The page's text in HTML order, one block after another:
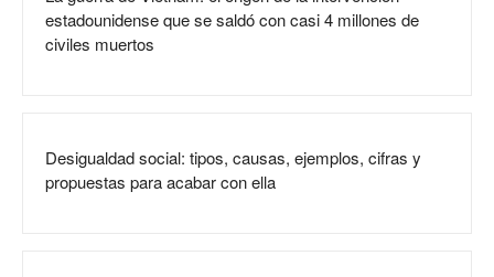
estadounidense que se saldó con casi 4 millones de
civiles muertos
Desigualdad social: tipos, causas, ejemplos, cifras y
propuestas para acabar con ella